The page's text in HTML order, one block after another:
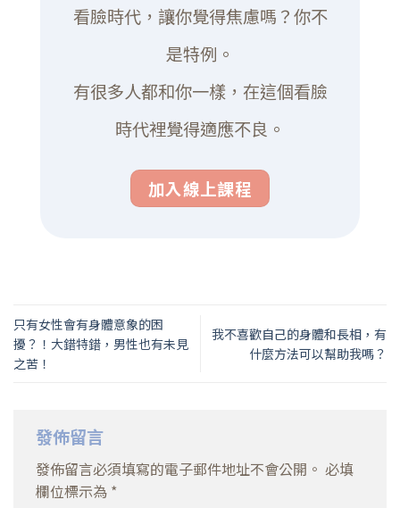
看臉時代，讓你覺得焦慮嗎？你不
是特例。
有很多人都和你一樣，在這個看臉
時代裡覺得適應不良。
加入線上課程
只有女性會有身體意象的困
擾？！大錯特錯，男性也有未見
之苦！
我不喜歡自己的身體和長相，有
什麼方法可以幫助我嗎？
發佈留言
發佈留言必須填寫的電子郵件地址不會公開。 必填
欄位標示為 *